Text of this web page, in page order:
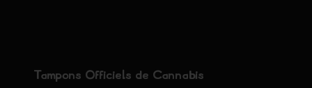
Tampons Officiels de Cannabis